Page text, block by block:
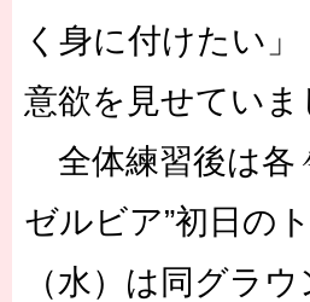
く身に付けたい
意欲を見せていま
全体練習後は各
ゼルビア”初日の
（水）は同グラ